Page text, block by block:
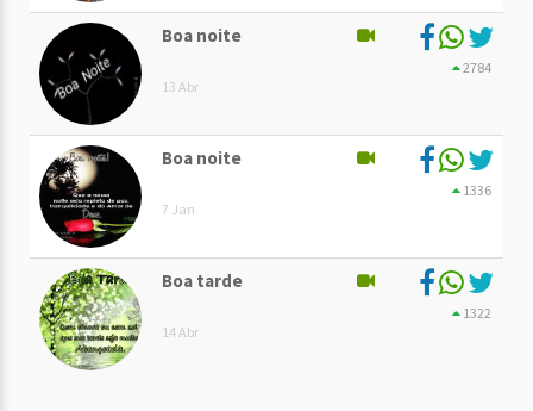
Boa noite
13 Abr
2784
Boa noite
7 Jan
1336
Boa tarde
14 Abr
1322